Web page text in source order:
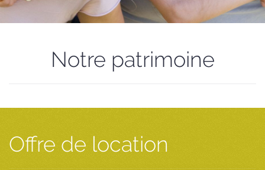
Notre patrimoine
Offre de location